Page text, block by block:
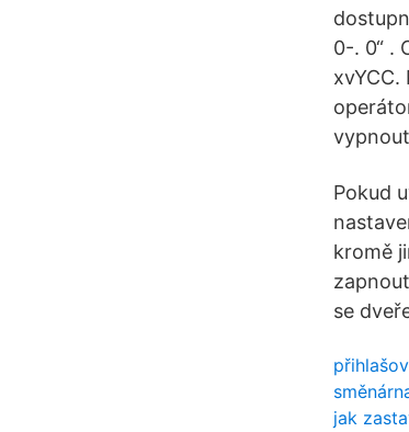
0-. 0“ .
Pokud
kromě
se
jak